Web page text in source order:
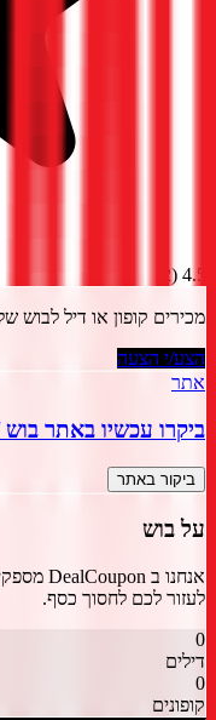
4.5
(
2
מכירים קופון או דיל לבוש
הצע/י הצעה
אתר
ביקרו עכשיו באתר בוש
ביקור באתר
על בוש
אנחנו ב DealCoupon מספקים לכם את קודי הקופון האחרונים ל
לעזור לכם לחסוך כסף.
0
דילים
0
קופונים